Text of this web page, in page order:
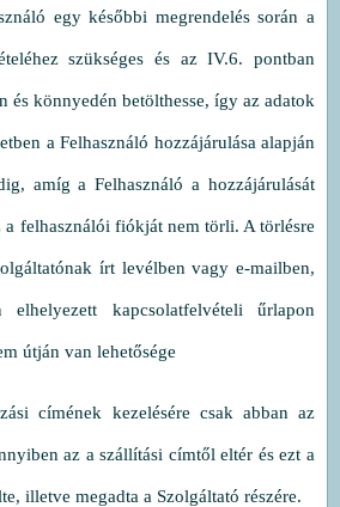
egy későbbi megrendelés során a
szükséges és az IV.6. pontban
és könnyedén betölthesse, így az adatok
a Felhasználó hozzájárulása alapján
amíg a Felhasználó a hozzájárulását
a felhasználói fiókját nem törli. A törlésre
írt levélben vagy e-mailben,
kapcsolatfelvételi űrlapon
útján van lehetősége
címének kezelésére csak abban az
az a szállítási címtől eltér és ezt a
illetve megadta a Szolgáltató részére.